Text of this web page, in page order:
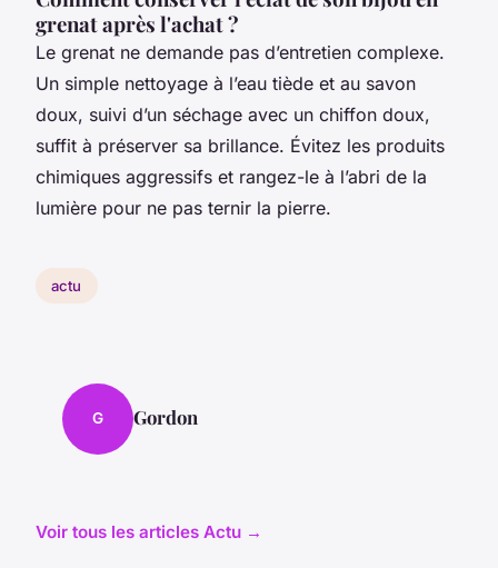
grenat après l'achat ?
Le grenat ne demande pas d’entretien complexe.
Un simple nettoyage à l’eau tiède et au savon
doux, suivi d’un séchage avec un chiffon doux,
suffit à préserver sa brillance. Évitez les produits
chimiques aggressifs et rangez-le à l’abri de la
lumière pour ne pas ternir la pierre.
actu
G Gordon
Voir tous les articles Actu →